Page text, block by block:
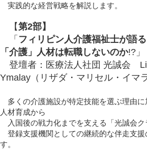
実践的な経営戦略を解説します。
【第2部】
「 フィリピン人介護福祉士が語
「介護」人材は転職しないのか!?」
登壇者：医療法人社団 光誠会
Ymalay（リザダ・マリセル・イマ
多くの介護施設が特定技能を選ぶ理由に
人材育成から
入国後の戦力化までを支える「光誠会ク
登録支援機関としての継続的な伴走支援
す。